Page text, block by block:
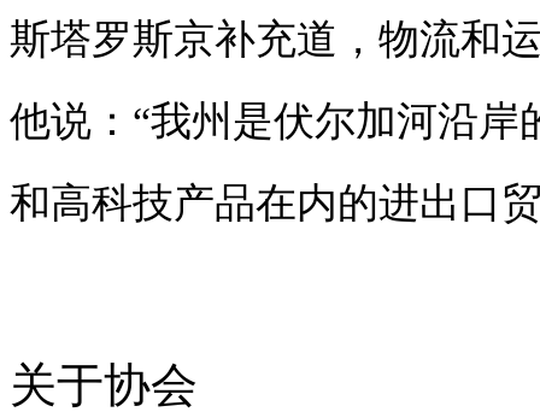
斯塔罗斯京补充道，物流和
他说：“我州是伏尔加河沿
和高科技产品在内的进出口
关于协会